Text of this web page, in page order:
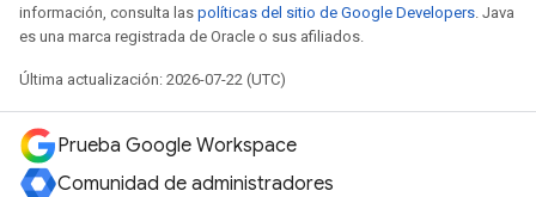
información, consulta las políticas del sitio de Google Developers. Java
es una marca registrada de Oracle o sus afiliados.
Última actualización: 2026-07-22 (UTC)
Prueba Google Workspace
Comunidad de administradores